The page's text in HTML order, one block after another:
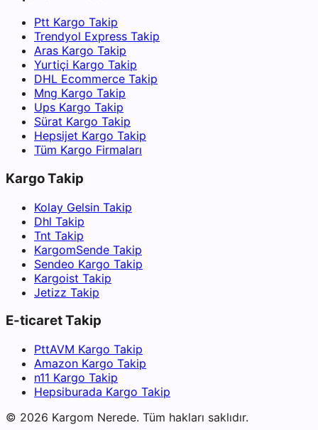
Ptt Kargo Takip
Trendyol Express Takip
Aras Kargo Takip
Yurtiçi Kargo Takip
DHL Ecommerce Takip
Mng Kargo Takip
Ups Kargo Takip
Sürat Kargo Takip
Hepsijet Kargo Takip
Tüm Kargo Firmaları
Kargo Takip
Kolay Gelsin Takip
Dhl Takip
Tnt Takip
KargomSende Takip
Sendeo Kargo Takip
Kargoist Takip
Jetizz Takip
E-ticaret Takip
PttAVM Kargo Takip
Amazon Kargo Takip
n11 Kargo Takip
Hepsiburada Kargo Takip
© 2026 Kargom Nerede. Tüm hakları saklıdır.